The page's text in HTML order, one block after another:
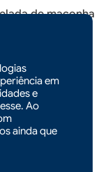
em
e
Ao
ainda que
de maconha
BR-153